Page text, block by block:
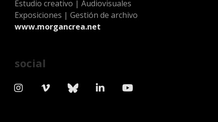
Estudio creativo | Audiovisuales
Exposiciones | Gestión de archivo
www.morgancrea.net
social